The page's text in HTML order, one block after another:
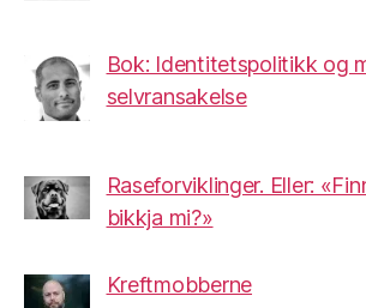
Bok: Identitetspolitikk og
selvransakelse
Raseforviklinger. Eller:
bikkja mi?»
Kreftmobberne